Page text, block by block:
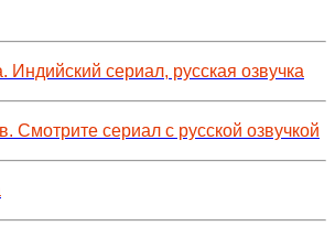
Индийский сериал, русская озвучка
Смотрите сериал с русской озвучкой